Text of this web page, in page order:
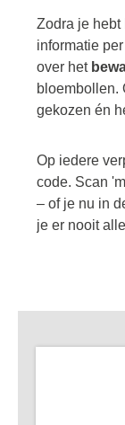
Zodra je
informatie
over het
bloembollen.
gekozen én
Op iedere
code. Scan
– of je nu in
je er nooit